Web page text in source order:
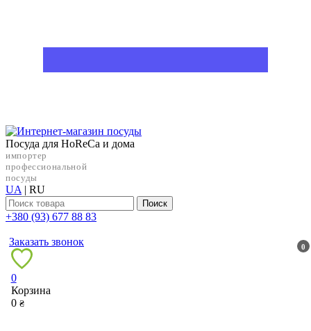
Посуда для HoReCa и дома
импортер
профессиональной
посуды
UA | RU
Поиск
+38‎0 (93) 677 88 83
Заказать звонок 0
0
Корзина
0 ₴